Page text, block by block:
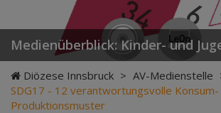
Medienüberblick: Kinder- und
Diözese Innsbruck > AV-Medienstelle
SDG17 - 12 verantwortungsvolle Konsum-
Produktionsmuster